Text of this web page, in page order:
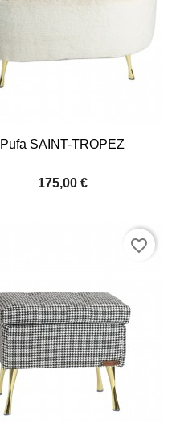
Pufa SAINT-TROPEZ
175,00 €
Quick view
favorite_border